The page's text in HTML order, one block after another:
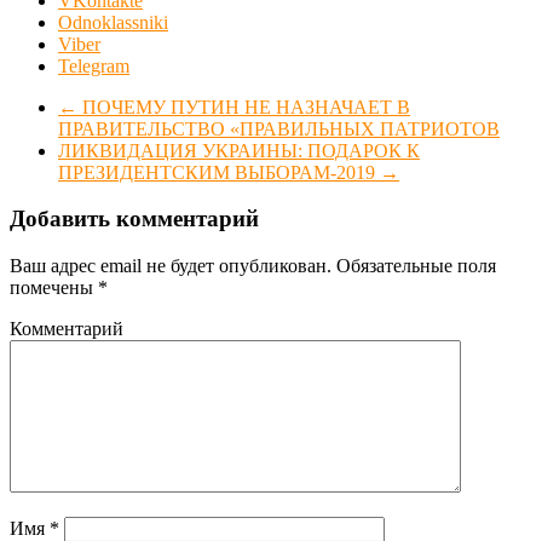
Odnoklassniki
Viber
Telegram
← ПОЧЕМУ ПУТИН НЕ НАЗНАЧАЕТ В
ПРАВИТЕЛЬСТВО «ПРАВИЛЬНЫХ ПАТРИОТОВ
ЛИКВИДАЦИЯ УКРАИНЫ: ПОДАРОК К
ПРЕЗИДЕНТСКИМ ВЫБОРАМ-2019 →
Добавить комментарий
Ваш адрес email не будет опубликован. Обязательные поля
помечены *
Комментарий
Имя *